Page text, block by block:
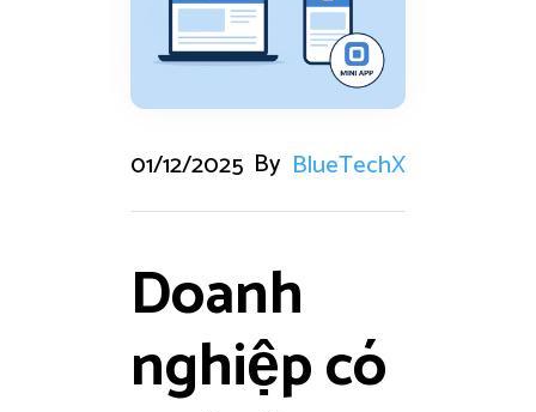
01/12/2025 By BlueTechX
Doanh
nghiệp có